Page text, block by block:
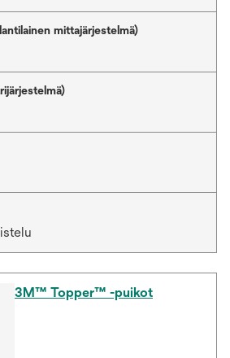
mittajärjestelmä)
3M™ Topper™ -puikot